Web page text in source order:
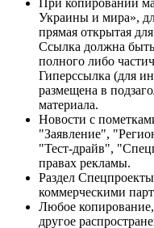
Украины и мира»,
прямая открытая
Ссылка должна
полного либо
Гиперссылка (для
размещена в
материала.
Новости с
"Заявление",
"Тест-драйв",
правах рекламы.
Раздел Спецпроекты
коммерческими
Любое
другое